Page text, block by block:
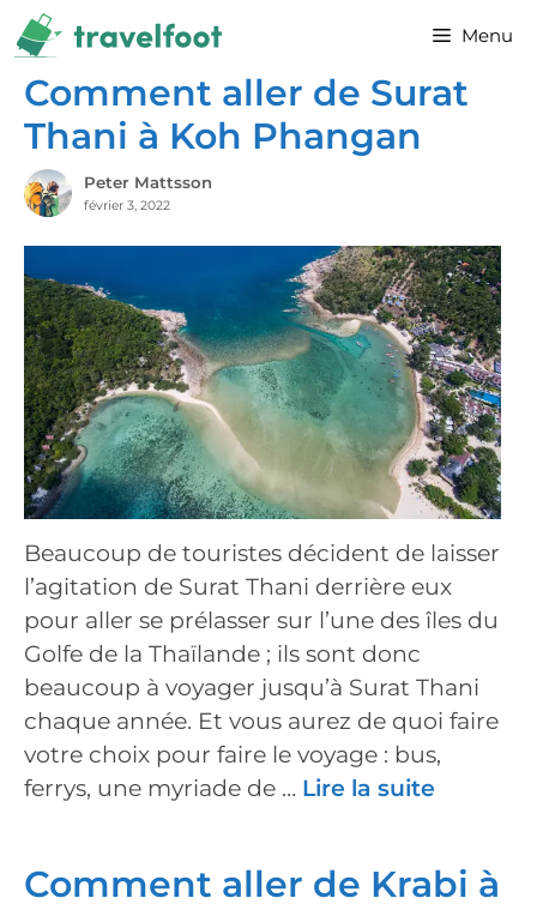
Aller
au
contenu
Menu
Comment aller de Surat
Thani à Koh Phangan
Peter Mattsson
février 3, 2022
Beaucoup de touristes décident de laisser
l’agitation de Surat Thani derrière eux
pour aller se prélasser sur l’une des îles du
Golfe de la Thaïlande ; ils sont donc
beaucoup à voyager jusqu’à Surat Thani
chaque année. Et vous aurez de quoi faire
votre choix pour faire le voyage : bus,
ferrys, une myriade de … Lire la suite
Comment aller de Krabi à